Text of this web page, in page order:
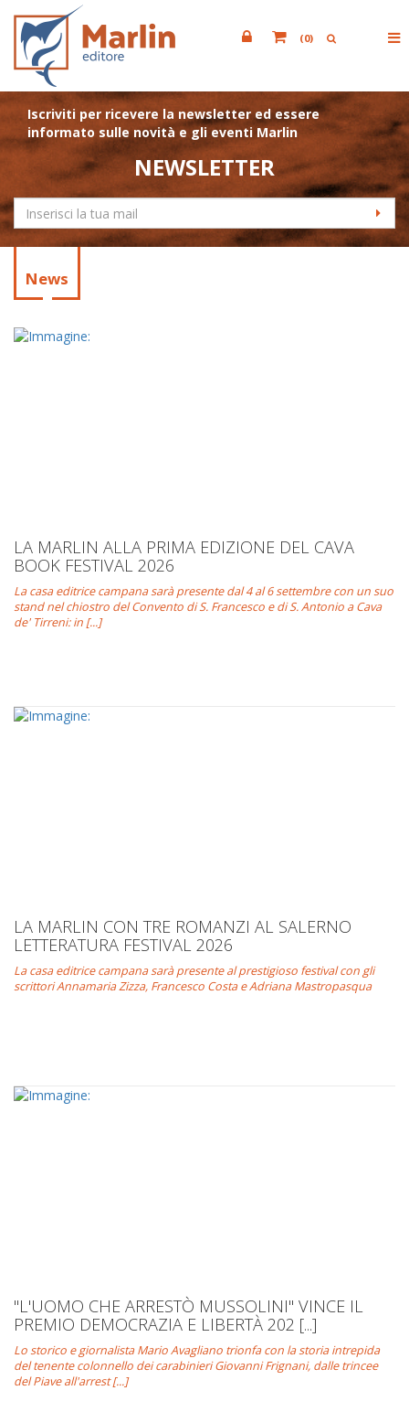
(0)
Iscriviti per ricevere la newsletter ed essere
informato sulle novità e gli eventi Marlin
NEWSLETTER
News
LA MARLIN ALLA PRIMA EDIZIONE DEL CAVA
BOOK FESTIVAL 2026
La casa editrice campana sarà presente dal 4 al 6 settembre con un suo
stand nel chiostro del Convento di S. Francesco e di S. Antonio a Cava
de' Tirreni: in [...]
LA MARLIN CON TRE ROMANZI AL SALERNO
LETTERATURA FESTIVAL 2026
La casa editrice campana sarà presente al prestigioso festival con gli
scrittori Annamaria Zizza, Francesco Costa e Adriana Mastropasqua
"L'UOMO CHE ARRESTÒ MUSSOLINI" VINCE IL
PREMIO DEMOCRAZIA E LIBERTÀ 202 [...]
Lo storico e giornalista Mario Avagliano trionfa con la storia intrepida
del tenente colonnello dei carabinieri Giovanni Frignani, dalle trincee
del Piave all'arrest [...]